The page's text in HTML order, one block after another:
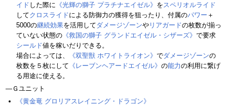
イド した際に 《光輝の獅子 プラチナエイゼル》 をスペリオルライド
してクロスライドによる防御力の獲得を狙ったり、付属のパワー ＋
5000の継続効果を活用してダメージゾーンや リアガードの枚数が揃っ
ていない状態の 《救国の獅子 グランドエイゼル・シザーズ》 で要求
シールド値を稼いだりできる。
場合によっては、
《双聖獣 ホワイトライオン》 でダメージゾーンの
枚数を５枚にして 《レーブンヘアードエイゼル》 の能力の利用に繋げ
る用途に使える。
―Ｇユニット
《黄金竜 グロリアスレイニング・ドラゴン》